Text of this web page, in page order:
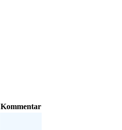
Kommentar